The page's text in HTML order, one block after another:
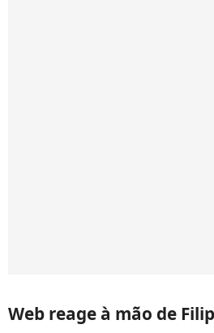
Web reage à mão de